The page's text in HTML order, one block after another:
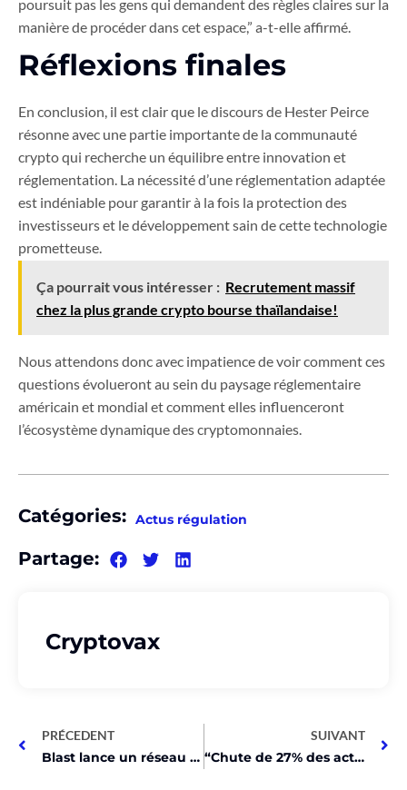
poursuit pas les gens qui demandent des règles claires sur la
manière de procéder dans cet espace,” a-t-elle affirmé.
Réflexions finales
En conclusion, il est clair que le discours de Hester Peirce
résonne avec une partie importante de la communauté
crypto qui recherche un équilibre entre innovation et
réglementation. La nécessité d’une réglementation adaptée
est indéniable pour garantir à la fois la protection des
investisseurs et le développement sain de cette technologie
prometteuse.
Ça pourrait vous intéresser : Recrutement massif
chez la plus grande crypto bourse thaïlandaise!
Nous attendons donc avec impatience de voir comment ces
questions évolueront au sein du paysage réglementaire
américain et mondial et comment elles influenceront
l’écosystème dynamique des cryptomonnaies.
Catégories: Actus régulation
Partage:
Cryptovax
PRÉCEDENT
Blast lance un réseau principal Ethereum L2 débloquant 2,3 milliards de dollars de crypto-monnaie en jeu
SUIVANT
“Chute de 27% des actions de minage Bitcoin malgré la hausse!”